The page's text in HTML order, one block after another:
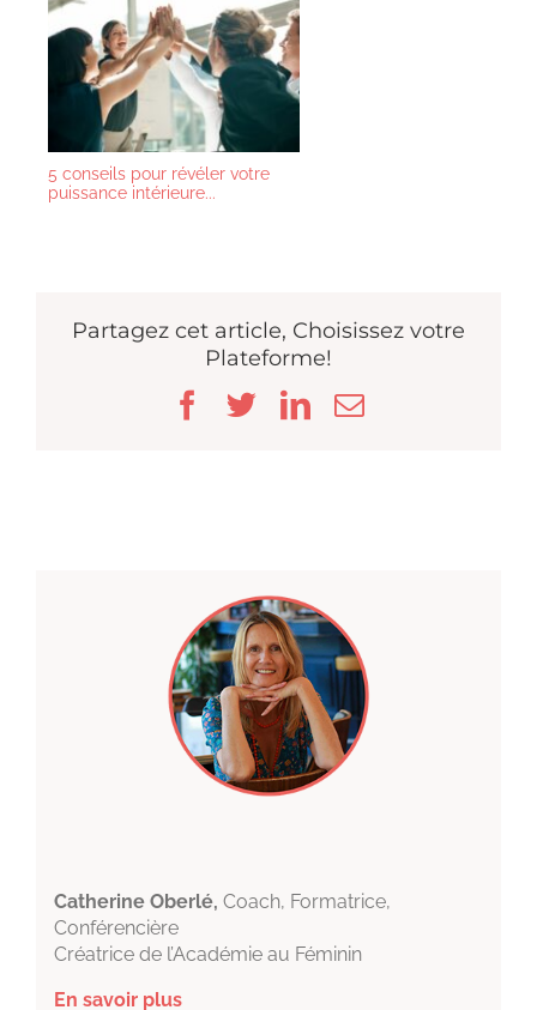
5 conseils pour révéler votre
puissance intérieure...
Partagez cet article, Choisissez votre
Plateforme!
Facebook
TwitterLinkedIn
Email
Catherine Oberlé, Coach, Formatrice,
Conférencière
Créatrice de l’Académie au Féminin
En savoir plus